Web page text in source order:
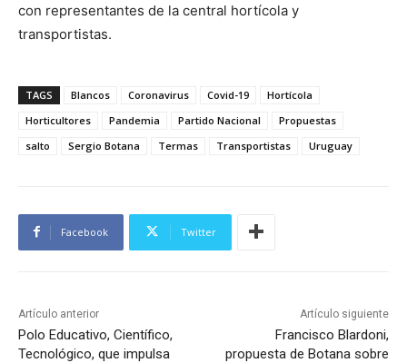
con representantes de la central hortícola y
transportistas.
TAGS Blancos Coronavirus Covid-19
Hortícola
Horticultores
Pandemia Partido Nacional
Propuestas
salto
Sergio Botana Termas Transportistas Uruguay
Facebook Twitter
Artículo anterior
Polo Educativo, Científico,
Tecnológico, que impulsa
Artículo siguiente
Francisco Blardoni,
propuesta de Botana sobre